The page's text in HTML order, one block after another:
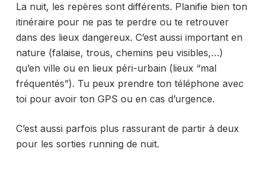
La nuit, les repères sont différents. Planifie bien ton
itinéraire pour ne pas te perdre ou te retrouver
dans des lieux dangereux. C’est aussi important en
nature (falaise, trous, chemins peu visibles,…)
qu’en ville ou en lieux péri-urbain (lieux “mal
fréquentés”). Tu peux prendre ton téléphone avec
toi pour avoir ton GPS ou en cas d’urgence.
C’est aussi parfois plus rassurant de partir à deux
pour les sorties running de nuit.